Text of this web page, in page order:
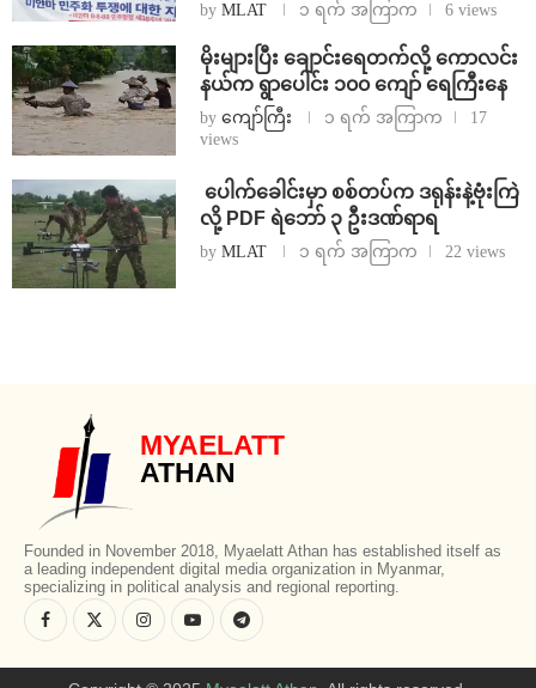
by MLAT ၁ ရက် အကြာက 6 views
⁨မိုးများပြီး ချောင်းရေတက်လို့ ကောလင်း
နယ်က ရွာပေါင်း ၁၀၀ ကျော် ရေကြီးနေ
by ကျော်ကြီး ၁ ရက် အကြာက
17
views
⁩ ⁨ပေါက်ခေါင်းမှာ စစ်တပ်က ဒရုန်းနဲ့ဗုံးကြဲ
လို့ PDF ရဲဘော် ၃ ဦးဒဏ်ရာရ
by MLAT ၁ ရက် အကြာက 22 views
MYAELATT
ATHAN
Founded in November 2018, Myaelatt Athan has established itself as
a leading independent digital media organization in Myanmar,
specializing in political analysis and regional reporting.